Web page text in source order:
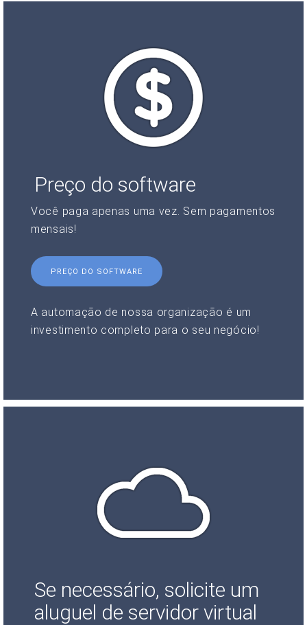
Preço do software
Você paga apenas uma vez. Sem pagamentos
mensais!
PREÇO DO SOFTWARE
A automação de nossa organização é um
investimento completo para o seu negócio!
Se necessário, solicite um
aluguel de servidor virtual